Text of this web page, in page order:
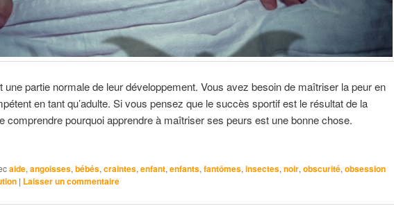
une partie normale de leur développement. Vous avez besoin de maîtriser la peur en
en tant qu’adulte. Si vous pensez que le succès sportif est le résultat de la
comprendre pourquoi apprendre à maîtriser ses peurs est une bonne chose.
aide, angoisses, bébés, craintes, enfant, enfants, fantômes, insectes, noir, obscurité, obsession
| Laisser un commentaire